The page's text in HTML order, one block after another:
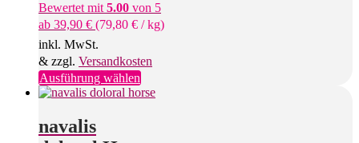
Bewertet mit 5.00 von 5
ab 39,90 € (79,80 € /kg)
inkl. MwSt.
& zzgl. Versandkosten
Ausführung wählenDieses
Produkt
navalis